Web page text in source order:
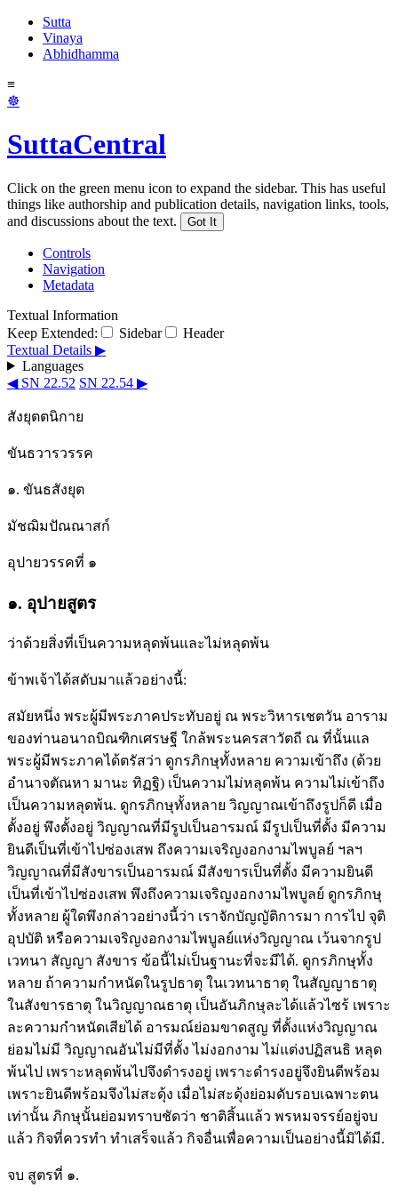
Sutta
Vinaya
Abhidhamma
≡
☸
SuttaCentral
Click on the green menu icon to expand the sidebar. This has useful
things like authorship and publication details, navigation links, tools,
and discussions about the text.
Got It
Controls
Navigation
Metadata
Textual Information
Keep Extended:
Sidebar
Header
Textual Details ▶
Languages
◀ SN 22.52 SN 22.54 ▶
สังยุตตนิกาย
ขันธวารวรรค
๑. ขันธสังยุต
มัชฌิมปัณณาสก์
อุปายวรรคที่ ๑
๑. อุปายสูตร
ว่าด้วยสิ่งที่เป็นความหลุดพ้นและไม่หลุดพ้น
ข้าพเจ้าได้สดับมาแล้วอย่างนี้:
สมัยหนึ่ง พระผู้มีพระภาคประทับอยู่ ณ พระวิหารเชตวัน อาราม
ของท่านอนาถบิณฑิกเศรษฐี ใกล้พระนครสาวัตถี ณ ที่นั้นแล
พระผู้มีพระภาคได้ตรัสว่า ดูกรภิกษุทั้งหลาย ความเข้าถึง (ด้วย
อำนาจตัณหา มานะ ทิฏฐิ) เป็นความไม่หลุดพ้น ความไม่เข้าถึง
เป็นความหลุดพ้น. ดูกรภิกษุทั้งหลาย วิญญาณเข้าถึงรูปก็ดี เมื่อ
ตั้งอยู่ พึงตั้งอยู่ วิญญาณที่มีรูปเป็นอารมณ์ มีรูปเป็นที่ตั้ง มีความ
ยินดีเป็นที่เข้าไปซ่องเสพ ถึงความเจริญงอกงามไพบูลย์ ฯลฯ
วิญญาณที่มีสังขารเป็นอารมณ์ มีสังขารเป็นที่ตั้ง มีความยินดี
เป็นที่เข้าไปซ่องเสพ พึงถึงความเจริญงอกงามไพบูลย์ ดูกรภิกษุ
ทั้งหลาย ผู้ใดพึงกล่าวอย่างนี้ว่า เราจักบัญญัติการมา การไป จุติ
อุปบัติ หรือความเจริญงอกงามไพบูลย์แห่งวิญญาณ เว้นจากรูป
เวทนา สัญญา สังขาร ข้อนี้ไม่เป็นฐานะที่จะมีได้. ดูกรภิกษุทั้ง
หลาย ถ้าความกำหนัดในรูปธาตุ ในเวทนาธาตุ ในสัญญาธาตุ
ในสังขารธาตุ ในวิญญาณธาตุ เป็นอันภิกษุละได้แล้วไซร้ เพราะ
ละความกำหนัดเสียได้ อารมณ์ย่อมขาดสูญ ที่ตั้งแห่งวิญญาณ
ย่อมไม่มี วิญญาณอันไม่มีที่ตั้ง ไม่งอกงาม ไม่แต่งปฏิสนธิ หลุด
พ้นไป เพราะหลุดพ้นไปจึงดำรงอยู่ เพราะดำรงอยู่จึงยินดีพร้อม
เพราะยินดีพร้อมจึงไม่สะดุ้ง เมื่อไม่สะดุ้งย่อมดับรอบเฉพาะตน
เท่านั้น ภิกษุนั้นย่อมทราบชัดว่า ชาติสิ้นแล้ว พรหมจรรย์อยู่จบ
แล้ว กิจที่ควรทำ ทำเสร็จแล้ว กิจอื่นเพื่อความเป็นอย่างนี้มิได้มี.
จบ สูตรที่ ๑.